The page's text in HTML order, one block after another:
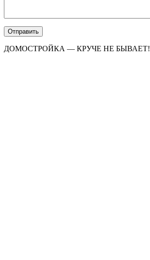
ДОМОСТРОЙКА — КРУЧЕ НЕ БЫВАЕТ!